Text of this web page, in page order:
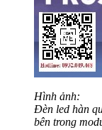
Hình ảnh:
Đèn led hàn
bên trong